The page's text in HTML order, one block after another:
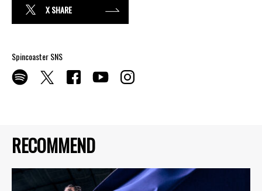
RECOMMEND
X SHARE
Spincoaster SNS